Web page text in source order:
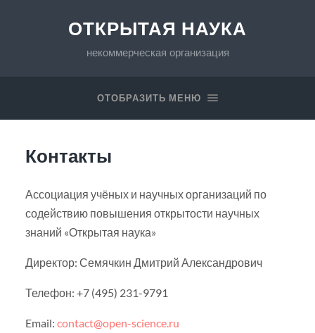
ОТКРЫТАЯ НАУКА
некоммерческая организация
ОТОБРАЗИТЬ МЕНЮ
Контакты
Ассоциация учёных и научных организаций по
содействию повышения открытости научных
знаний «Открытая наука»
Директор: Семячкин Дмитрий Александрович
Телефон: +7 (495) 231-9791
Email: contact@open-science.ru